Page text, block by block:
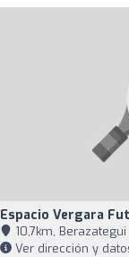
Espacio Vergara
10,7km, Berazategui
Ver dirección y